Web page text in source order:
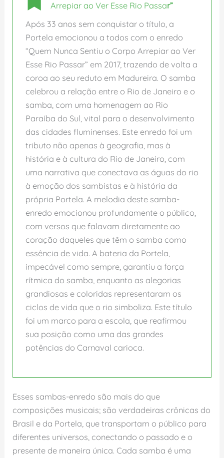
Arrepiar ao Ver Esse Rio Passar”
Após 33 anos sem conquistar o título, a
Portela emocionou a todos com o enredo
“Quem Nunca Sentiu o Corpo Arrepiar ao Ver
Esse Rio Passar” em 2017, trazendo de volta a
coroa ao seu reduto em Madureira. O samba
celebrou a relação entre o Rio de Janeiro e o
samba, com uma homenagem ao Rio
Paraíba do Sul, vital para o desenvolvimento
das cidades fluminenses. Este enredo foi um
tributo não apenas à geografia, mas à
história e à cultura do Rio de Janeiro, com
uma narrativa que conectava as águas do rio
à emoção dos sambistas e à história da
própria Portela. A melodia deste samba-
enredo emocionou profundamente o público,
com versos que falavam diretamente ao
coração daqueles que têm o samba como
essência de vida. A bateria da Portela,
impecável como sempre, garantiu a força
rítmica do samba, enquanto as alegorias
grandiosas e coloridas representaram os
ciclos de vida que o rio simboliza. Este título
foi um marco para a escola, que reafirmou
sua posição como uma das grandes
potências do Carnaval carioca.
Esses sambas-enredo são mais do que
composições musicais; são verdadeiras crônicas do
Brasil e da Portela, que transportam o público para
diferentes universos, conectando o passado e o
presente de maneira única. Cada samba é uma